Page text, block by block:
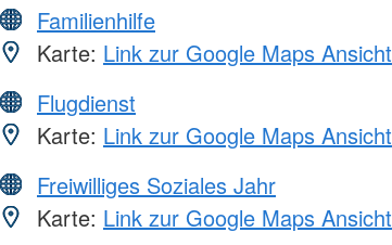
Familienhilfe
Karte: Link zur Google Maps Ansicht
Flugdienst
Karte: Link zur Google Maps Ansicht
Freiwilliges Soziales Jahr
Karte: Link zur Google Maps Ansicht